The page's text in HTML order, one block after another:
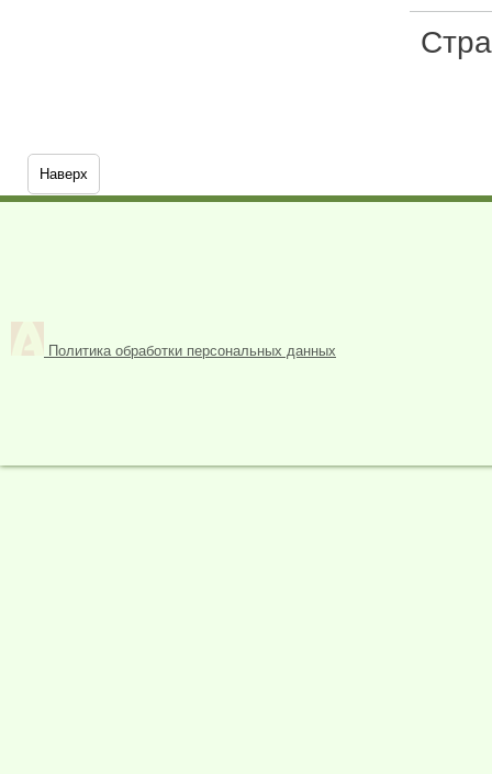
Наверх
Политика обработки персональных данных